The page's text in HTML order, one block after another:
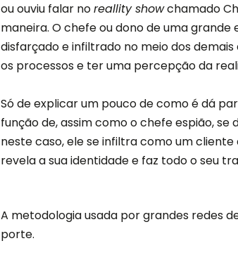
ou ouviu falar noreallity showchamado
maneira. O chefe ou dono de uma
disfarçado e infiltrado no meio dos
os processos e ter uma percepção da
Só de explicar um pouco de como é dá
função de, assim como o chefe espião,
neste caso, ele se infiltra como um
revela a sua identidade e faz todo o seu
A metodologia usada por grandes redes
porte.